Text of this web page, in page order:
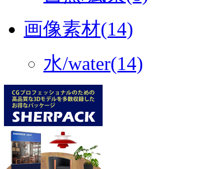
画像素材(14)
水/water(14)